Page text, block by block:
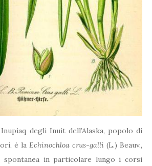
degli Inuit dell’Alaska, popolo di
è la Echinochloa crus-galli (L.) Beauv.,
spontanea in particolare lungo i corsi